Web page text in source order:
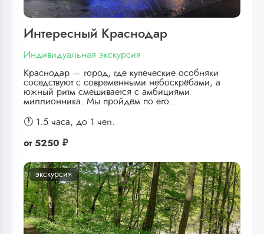
Интересный Краснодар
Индивидуальная экскурсия
Краснодар — город, где купеческие особняки
соседствуют с современными небоскрёбами, а
южный ритм смешивается с амбициями
миллионника. Мы пройдём по его…
🕐 1.5 часа, до 1 чел.
от 5250 ₽
экскурсия